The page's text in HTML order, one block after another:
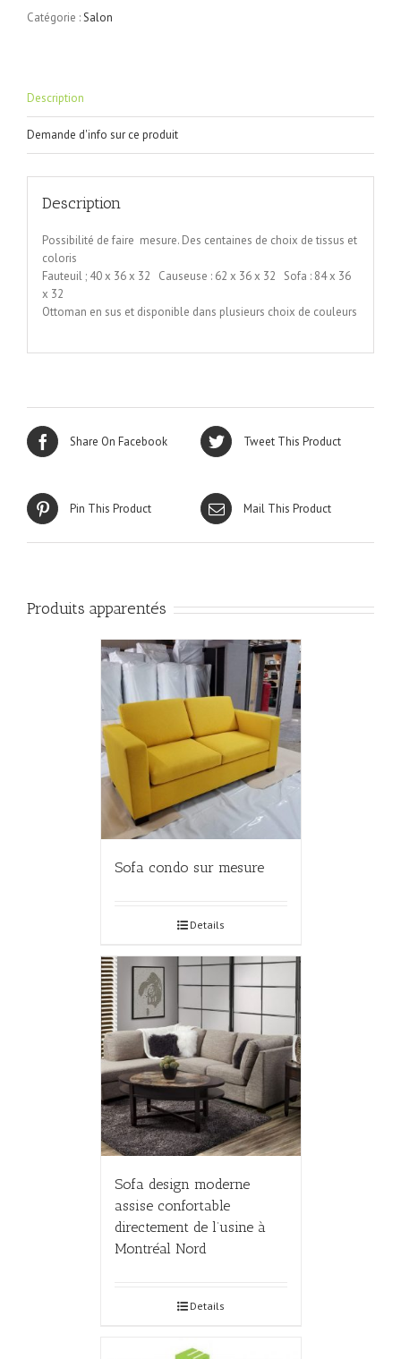
Catégorie :Salon
Description
Demande d'info sur ce produit
Description
Possibilité de faire mesure. Des centaines de choix de tissus et
coloris
Fauteuil ; 40 x 36 x 32 Causeuse : 62 x 36 x 32 Sofa : 84 x 36
x 32
Ottoman en sus et disponible dans plusieurs choix de couleurs
Share On Facebook Tweet This Product
Pin This Product Mail This Product
Produits apparentés
Sofa condo sur mesure
Details
Sofa design moderne
assise confortable
directement de l’usine à
Montréal Nord
Details